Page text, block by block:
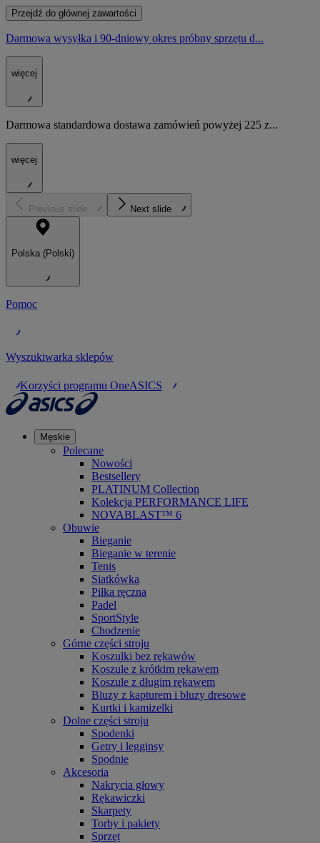
Przejdź do głównej zawartości
Darmowa wysyłka i 90-dniowy okres próbny sprzętu d...
więcej
Darmowa standardowa dostawa zamówień powyżej 225 z...
więcej
Previous slide Next slide
Polska (Polski)
Pomoc
Wyszukiwarka sklepów
Korzyści programu OneASICS
Męskie
Polecane
Nowości
Bestsellery
PLATINUM Collection
Kolekcja PERFORMANCE LIFE
NOVABLAST™ 6
Obuwie
Bieganie
Bieganie w terenie
Tenis
Siatkówka
Piłka ręczna
Padel
SportStyle
Chodzenie
Górne części stroju
Koszulki bez rękawów
Koszule z krótkim rękawem
Koszule z długim rękawem
Bluzy z kapturem i bluzy dresowe
Kurtki i kamizelki
Dolne części stroju
Spodenki
Getry i legginsy
Spodnie
Akcesoria
Nakrycia głowy
Rękawiczki
Skarpety
Torby i pakiety
Sprzęt